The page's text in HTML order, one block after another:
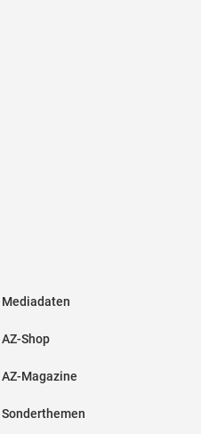
Mediadaten
AZ-Shop
AZ-Magazine
Sonderthemen